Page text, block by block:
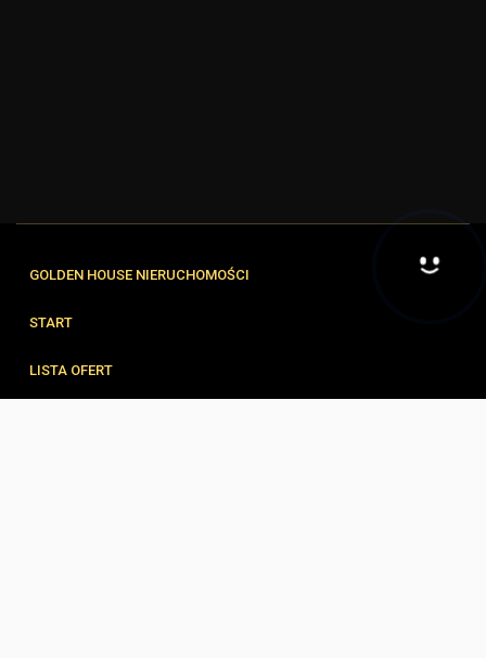
GOLDEN HOUSE NIERUCHOMOŚCI
START
LISTA OFERT